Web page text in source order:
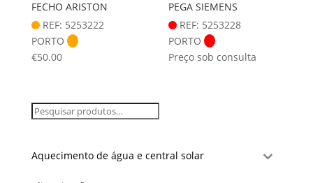
FECHO ARISTON
REF: 5253222
PORTO
€50.00
PEGA SIEMENS
REF: 5253228
PORTO
Preço sob consulta
Aquecimento de água e central solar